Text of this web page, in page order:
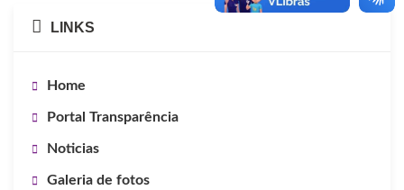
LINKS
Home
Portal Transparência
Noticias
Galeria de fotos